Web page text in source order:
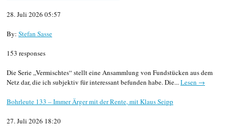
28. Juli 2026 05:57
By: Stefan Sasse
153 responses
Die Serie „Vermischtes“ stellt eine Ansammlung von Fundstücken aus dem
Netz dar, die ich subjektiv für interessant befunden habe. Die... Lesen →
Bohrleute 133 – Immer Ärger mit der Rente, mit Klaus Seipp
27. Juli 2026 18:20